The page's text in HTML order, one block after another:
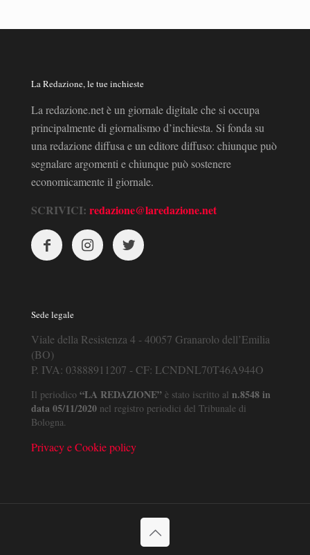
La Redazione, le tue inchieste
La redazione.net è un giornale digitale che si occupa
principalmente di giornalismo d’inchiesta. Si fonda su
una redazione diffusa e un editore diffuso: chiunque può
segnalare argomenti e chiunque può sostenere
economicamente il giornale.
SCRIVICI: redazione@laredazione.net
Sede legale
Viale della Resistenza 4 - 40057 Granarolo dell’Emilia
(BO)
P. IVA: 03888911207 - CF: LCNDNL70T46A944O
Il periodico “LA REDAZIONE” è stato iscritto al n.8548 in
data 05/11/2020 nel registro periodici del Tribunale di
Bologna.
Privacy e Cookie policy